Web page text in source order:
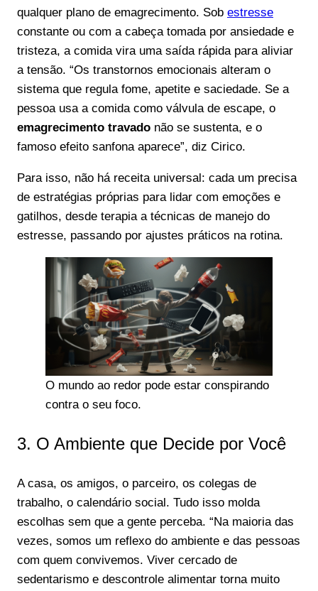
qualquer plano de emagrecimento. Sob estresse
constante ou com a cabeça tomada por ansiedade e
tristeza, a comida vira uma saída rápida para aliviar
a tensão. “Os transtornos emocionais alteram o
sistema que regula fome, apetite e saciedade. Se a
pessoa usa a comida como válvula de escape, o
emagrecimento travado não se sustenta, e o
famoso efeito sanfona aparece”, diz Cirico.
Para isso, não há receita universal: cada um precisa
de estratégias próprias para lidar com emoções e
gatilhos, desde terapia a técnicas de manejo do
estresse, passando por ajustes práticos na rotina.
O mundo ao redor pode estar conspirando
contra o seu foco.
3. O Ambiente que Decide por Você
A casa, os amigos, o parceiro, os colegas de
trabalho, o calendário social. Tudo isso molda
escolhas sem que a gente perceba. “Na maioria das
vezes, somos um reflexo do ambiente e das pessoas
com quem convivemos. Viver cercado de
sedentarismo e descontrole alimentar torna muito